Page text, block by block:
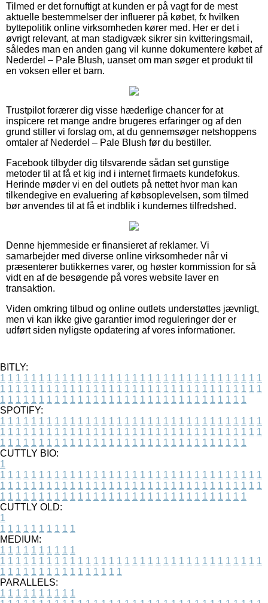
Tilmed er det fornuftigt at kunden er på vagt for de mest
aktuelle bestemmelser der influerer på købet, fx hvilken
byttepolitik online virksomheden kører med. Her er det i
øvrigt relevant, at man stadigvæk sikrer sin kvitteringsmail,
således man en anden gang vil kunne dokumentere købet af
Nederdel – Pale Blush, uanset om man søger et produkt til
en voksen eller et barn.
Trustpilot forærer dig visse hæderlige chancer for at
inspicere ret mange andre brugeres erfaringer og af den
grund stiller vi forslag om, at du gennemsøger netshoppens
omtaler af Nederdel – Pale Blush før du bestiller.
Facebook tilbyder dig tilsvarende sådan set gunstige
metoder til at få et kig ind i internet firmaets kundefokus.
Herinde møder vi en del outlets på nettet hvor man kan
tilkendegive en evaluering af købsoplevelsen, som tilmed
bør anvendes til at få et indblik i kundernes tilfredshed.
Denne hjemmeside er finansieret af reklamer. Vi
samarbejder med diverse online virksomheder når vi
præsenterer butikkernes varer, og høster kommission for så
vidt en af de besøgende på vores website laver en
transaktion.
Viden omkring tilbud og online outlets understøttes jævnligt,
men vi kan ikke give garantier imod reguleringer der er
udført siden nyligste opdatering af vores informationer.
BITLY:
1 1 1 1 1 1 1 1 1 1 1 1 1 1 1 1 1 1 1 1 1 1 1 1 1 1 1 1 1 1 1 1 1 1
1 1 1 1 1 1 1 1 1 1 1 1 1 1 1 1 1 1 1 1 1 1 1 1 1 1 1 1 1 1 1 1 1 1
1 1 1 1 1 1 1 1 1 1 1 1 1 1 1 1 1 1 1 1 1 1 1 1 1 1 1 1 1 1 1 1
SPOTIFY:
1 1 1 1 1 1 1 1 1 1 1 1 1 1 1 1 1 1 1 1 1 1 1 1 1 1 1 1 1 1 1 1 1 1
1 1 1 1 1 1 1 1 1 1 1 1 1 1 1 1 1 1 1 1 1 1 1 1 1 1 1 1 1 1 1 1 1 1
1 1 1 1 1 1 1 1 1 1 1 1 1 1 1 1 1 1 1 1 1 1 1 1 1 1 1 1 1 1 1 1
CUTTLY BIO:
1
1 1 1 1 1 1 1 1 1 1 1 1 1 1 1 1 1 1 1 1 1 1 1 1 1 1 1 1 1 1 1 1 1 1
1 1 1 1 1 1 1 1 1 1 1 1 1 1 1 1 1 1 1 1 1 1 1 1 1 1 1 1 1 1 1 1 1 1
1 1 1 1 1 1 1 1 1 1 1 1 1 1 1 1 1 1 1 1 1 1 1 1 1 1 1 1 1 1 1 1
CUTTLY OLD:
1
1 1 1 1 1 1 1 1 1 1
MEDIUM:
1 1 1 1 1 1 1 1 1 1
1 1 1 1 1 1 1 1 1 1 1 1 1 1 1 1 1 1 1 1 1 1 1 1 1 1 1 1 1 1 1 1 1 1
1 1 1 1 1 1 1 1 1 1 1 1 1 1 1 1
PARALLELS:
1 1 1 1 1 1 1 1 1 1